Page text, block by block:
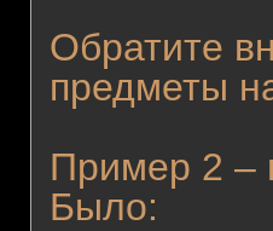
Обратите
предметы
Пример 2 –
Было: